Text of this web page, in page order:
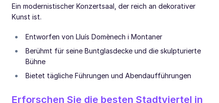
Ein modernistischer Konzertsaal, der reich an dekorativer
Kunst ist.
Entworfen von Lluís Domènech i Montaner
Berühmt für seine Buntglasdecke und die skulpturierte
Bühne
Bietet tägliche Führungen und Abendaufführungen
Erforschen Sie die besten Stadtviertel in